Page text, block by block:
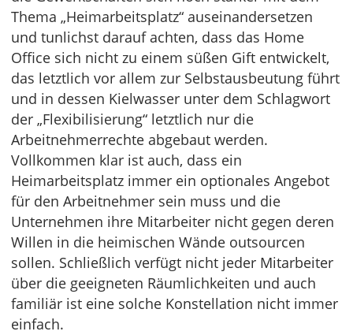
Thema „Heimarbeitsplatz“ auseinandersetzen
und tunlichst darauf achten, dass das Home
Office sich nicht zu einem süßen Gift entwickelt,
das letztlich vor allem zur Selbstausbeutung führt
und in dessen Kielwasser unter dem Schlagwort
der „Flexibilisierung“ letztlich nur die
Arbeitnehmerrechte abgebaut werden.
Vollkommen klar ist auch, dass ein
Heimarbeitsplatz immer ein optionales Angebot
für den Arbeitnehmer sein muss und die
Unternehmen ihre Mitarbeiter nicht gegen deren
Willen in die heimischen Wände outsourcen
sollen. Schließlich verfügt nicht jeder Mitarbeiter
über die geeigneten Räumlichkeiten und auch
familiär ist eine solche Konstellation nicht immer
einfach.